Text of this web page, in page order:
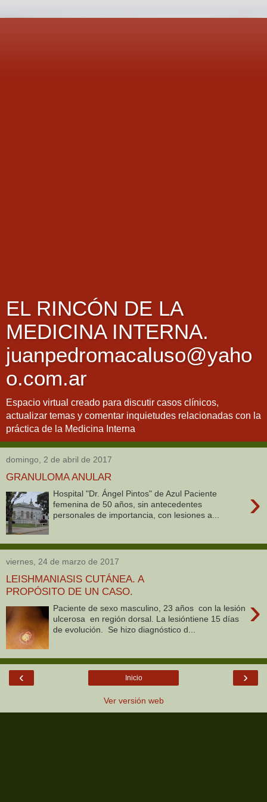
EL RINCÓN DE LA
MEDICINA INTERNA.
juanpedromacaluso@yaho
o.com.ar
Espacio virtual creado para discutir casos clínicos,
actualizar temas y comentar inquietudes relacionadas con la
práctica de la Medicina Interna
domingo, 2 de abril de 2017
GRANULOMA ANULAR
›
Hospital "Dr. Ángel Pintos" de Azul Paciente
femenina de 50 años, sin antecedentes
personales de importancia, con lesiones a...
viernes, 24 de marzo de 2017
LEISHMANIASIS CUTÁNEA. A
PROPÓSITO DE UN CASO.
›
Paciente de sexo masculino, 23 años con la lesión
ulcerosa en región dorsal. La lesióntiene 15 días
de evolución. Se hizo diagnóstico d...
‹ ›
Inicio
Ver versión web